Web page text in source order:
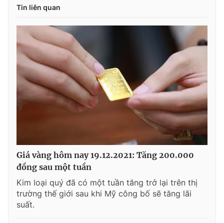
Tin liên quan
Giá vàng hôm nay 19.12.2021: Tăng 200.000
đồng sau một tuần
Kim loại quý đã có một tuần tăng trở lại trên thị
trường thế giới sau khi Mỹ công bố sẽ tăng lãi
suất.